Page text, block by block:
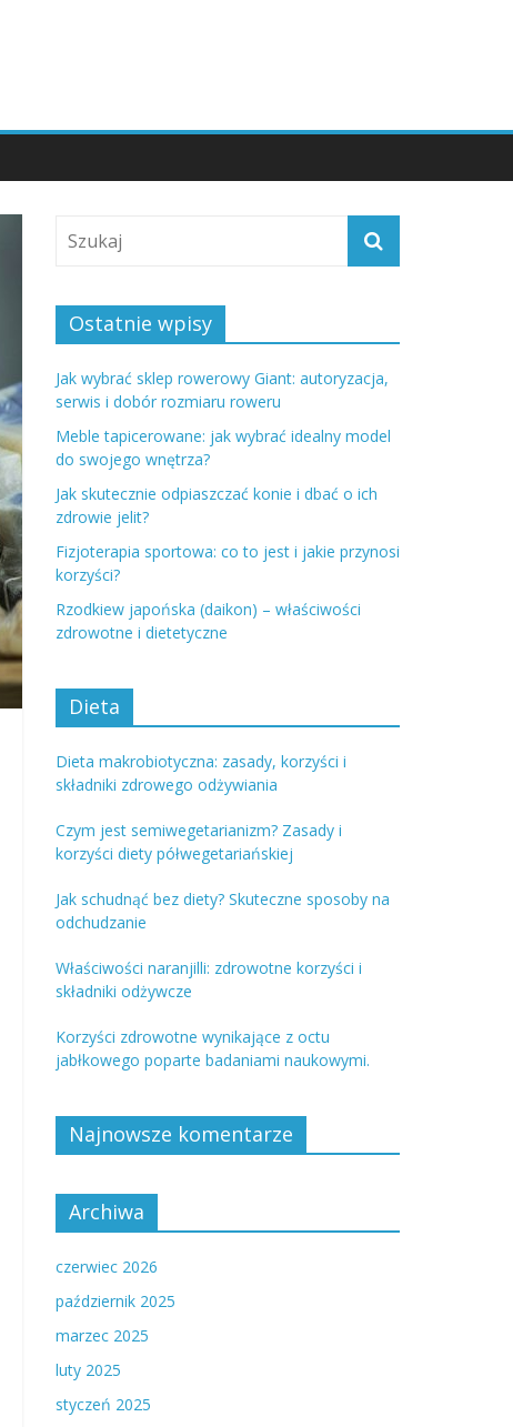
Ostatnie wpisy
Jak wybrać sklep rowerowy Giant: autoryzacja,
serwis i dobór rozmiaru roweru
Meble tapicerowane: jak wybrać idealny model
do swojego wnętrza?
Jak skutecznie odpiaszczać konie i dbać o ich
zdrowie jelit?
Fizjoterapia sportowa: co to jest i jakie przynosi
korzyści?
Rzodkiew japońska (daikon) – właściwości
zdrowotne i dietetyczne
Dieta
Dieta makrobiotyczna: zasady, korzyści i
składniki zdrowego odżywiania
Czym jest semiwegetarianizm? Zasady i
korzyści diety półwegetariańskiej
Jak schudnąć bez diety? Skuteczne sposoby na
odchudzanie
Właściwości naranjilli: zdrowotne korzyści i
składniki odżywcze
Korzyści zdrowotne wynikające z octu
jabłkowego poparte badaniami naukowymi.
Najnowsze komentarze
Archiwa
czerwiec 2026
październik 2025
marzec 2025
luty 2025
styczeń 2025